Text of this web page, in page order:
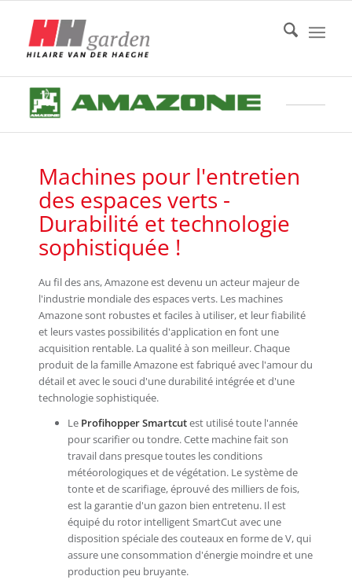
Machines pour l'entretien
des espaces verts -
Durabilité et technologie
sophistiquée !
Au fil des ans, Amazone est devenu un acteur majeur de
l'industrie mondiale des espaces verts. Les machines
Amazone sont robustes et faciles à utiliser, et leur fiabilité
et leurs vastes possibilités d'application en font une
acquisition rentable. La qualité à son meilleur. Chaque
produit de la famille Amazone est fabriqué avec l'amour du
détail et avec le souci d'une durabilité intégrée et d'une
technologie sophistiquée.
Le Profihopper Smartcutest utilisé toute l'année
pour scarifier ou tondre. Cette machine fait son
travail dans presque toutes les conditions
météorologiques et de végétation. Le système de
tonte et de scarifiage, éprouvé des milliers de fois,
est la garantie d'un gazon bien entretenu. Il est
équipé du rotor intelligent SmartCut avec une
disposition spéciale des couteaux en forme de V, qui
assure une consommation d'énergie moindre et une
production peu bruyante.